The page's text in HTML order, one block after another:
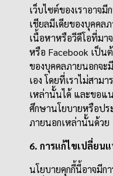
เว็บไซต์ของเราอาจมี
เชียลมีเดียของบุคคล
เนื้อหาหรือวีดีโอที่มา
หรือ Facebook เป็น
ของบุคคลภายนอกจะ
เอง โดยที่เราไม่สาม
เหล่านั้นได้ และขอแ
ศึกษานโยบายหรือปร
ภายนอกเหล่านั้นด้วย
6. การแก้ไขเปลี่ยน
นโยบายคุกกี้นี้อาจมีก